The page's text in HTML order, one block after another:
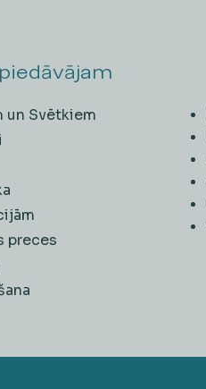
un Svētkiem
preces